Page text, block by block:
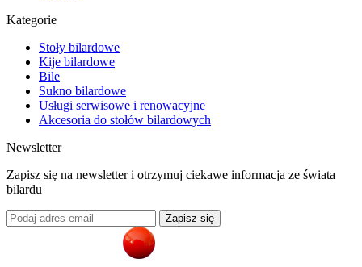
Kategorie
Stoły bilardowe
Kije bilardowe
Bile
Sukno bilardowe
Usługi serwisowe i renowacyjne
Akcesoria do stołów bilardowych
Newsletter
Zapisz się na newsletter i otrzymuj ciekawe informacja ze świata
bilardu
Zapisz się